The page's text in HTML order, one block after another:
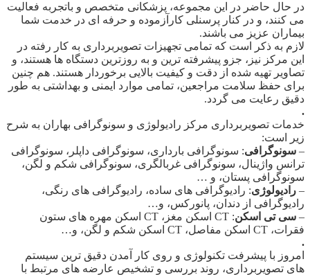
در حال حاضر در این مجموعه، پزشکانی متخصص و باتجربه فعالیت
می کنند، و در کنار پرسنلی کارآزموده و حرفه ای در خدمت شما
بیماران عزیز می باشند.
لازم به ذکر است که تمامی تجهیزات تصویربرداری به کار رفته در
این مرکز نیز، جزو پیشرفته ترین و به روزترین دستگاه ها هستند، و
تصاویر تهیه شده از دقت و کیفیت بالایی برخوردار هستند. هم چنین
برای حفظ سلامت مراجعین، تمامی موارد ایمنی و بهداشتی به طور
دقیق رعایت می گردد.
.
خدمات تصویربرداری مرکز رادیولوژی و سونوگرافی بهاران به شرح
زیر است:
– سونوگرافی: سونوگرافی بارداری، سونوگرافی داپلر، سونوگرافی
ترانس واژینال، سونوگرافی غربالگری، سونوگرافی شکم و لگن،
سونوگرافی پستان، و …
– رادیولوژی: رادیوگرافی های ساده، رادیوگرافی های رنگی،
رادیوگرافی از دندان، پانورکس، و…
– سی تی اسکن
: CT اسکن مغز، CT اسکن مهره های ستون
فقرات، CT اسکن مفاصل، CT اسکن شکم و لگن، و…
.
امروز با پیشرفت تکنولوژی و روی کار آمدن دقیق ترین سیستم
های تصویربرداری، روند بررسی و تشخیص عارضه های مرتبط با